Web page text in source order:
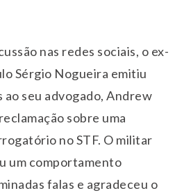
nas redes sociais, o ex-
Sérgio Nogueira emitiu
ao seu advogado, Andrew
sobre uma
no STF. O militar
um comportamento
falas e agradeceu o